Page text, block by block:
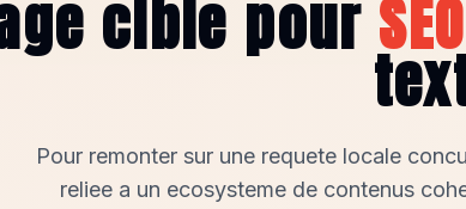
cible pour
Pour remonter sur une requete locale
reliee a un ecosysteme de contenus